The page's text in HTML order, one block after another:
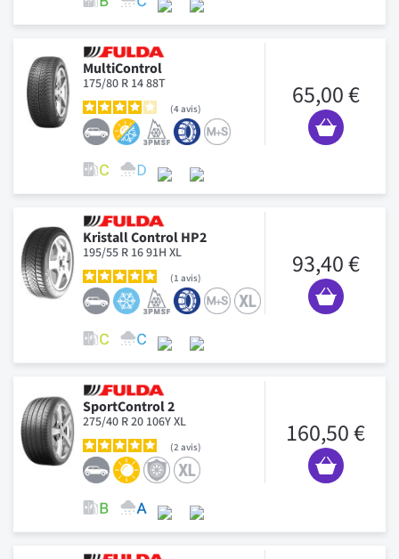
MultiControl
175/80 R 14 88T
4avis 65,00 €
Kristall Control HP2
195/55 R 16 91H XL
1 avis 93,40 €
SportControl 2
275/40 R 20 106Y XL
2 avis 160,50 €